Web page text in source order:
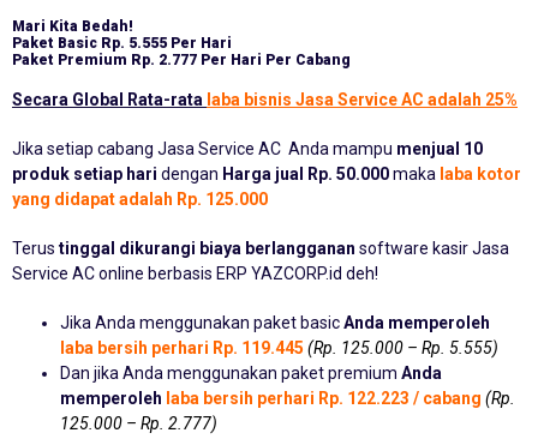
Mari Kita Bedah!
Paket Basic Rp. 5.555 Per Hari
Paket Premium Rp. 2.777 Per Hari Per Cabang
Secara Global Rata-rata laba bisnis Jasa Service AC adalah 25%
Jika setiap cabang Jasa Service AC Anda mampu menjual 10
produk setiap hari dengan Harga jual Rp. 50.000maka laba kotor
yang didapat adalah Rp. 125.000
Terus tinggal dikurangi biaya berlangganan software kasir Jasa
Service AC online berbasis ERP YAZCORP.id deh!
Jika Anda menggunakan paket basicAnda memperoleh
laba bersih perhari Rp. 119.445 (Rp. 125.000 – Rp. 5.555)
Dan jika Anda menggunakan paket premium Anda
memperoleh laba bersih perhari Rp. 122.223 / cabang (Rp.
125.000 – Rp. 2.777)